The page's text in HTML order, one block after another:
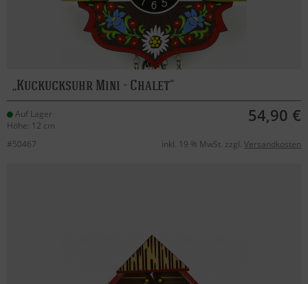
Kuckucksuhr Mini - Chalet
Auf Lager
Höhe: 12 cm
54,90 €
#50467 inkl. 19 % MwSt. zzgl. Versandkosten